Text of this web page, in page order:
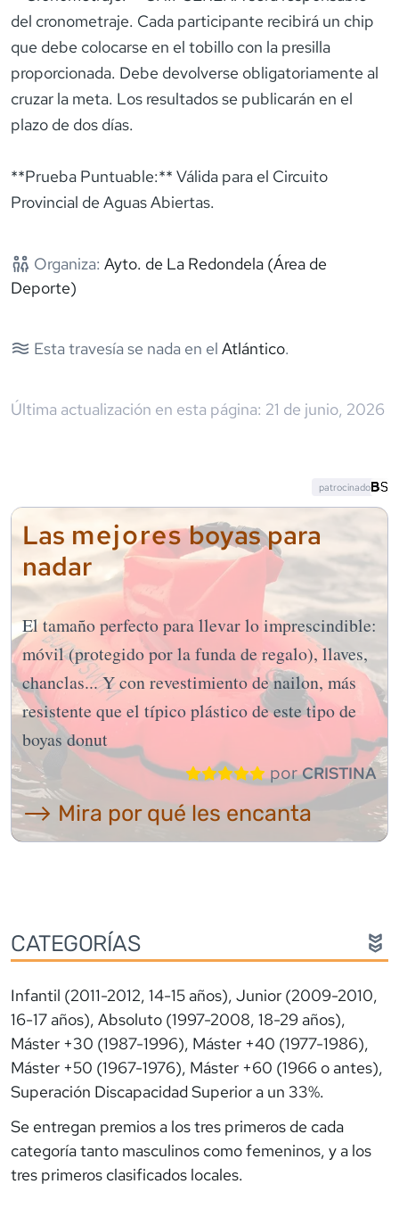
del cronometraje. Cada participante recibirá un chip
que debe colocarse en el tobillo con la presilla
proporcionada. Debe devolverse obligatoriamente al
cruzar la meta. Los resultados se publicarán en el
plazo de dos días.
**Prueba Puntuable:** Válida para el Circuito
Provincial de Aguas Abiertas.
Organiza: Ayto. de La Redondela (Área de
Deporte)
Esta travesía se nada en el Atlántico.
Última actualización en esta página: 21 de junio, 2026
Las mejoresboyas para
nadar
El tamaño perfecto para llevar lo imprescindible:
móvil (protegido por la funda de regalo), llaves,
chanclas... Y con revestimiento de nailon, más
resistente que el típico plástico de este tipo de
boyas donut
porCRISTINA
⟶ Mira por qué les encanta
patrocinado
CATEGORÍAS
Infantil (2011-2012, 14-15 años), Junior (2009-2010,
16-17 años), Absoluto (1997-2008, 18-29 años),
Máster +30 (1987-1996), Máster +40 (1977-1986),
Máster +50 (1967-1976), Máster +60 (1966 o antes),
Superación Discapacidad Superior a un 33%.
Se entregan premios a los tres primeros de cada
categoría tanto masculinos como femeninos, y a los
tres primeros clasificados locales.